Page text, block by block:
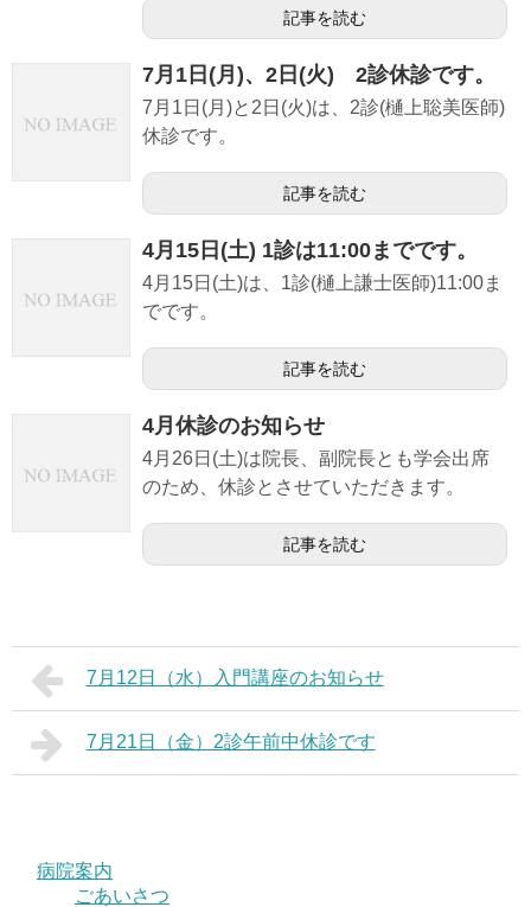
記事を読む
7月1日(月)、2日(火) 2診休診です。
7月1日(月)と2日(火)は、2診(樋上聡美医師)
休診です。
記事を読む
4月15日(土) 1診は11:00までです。
4月15日(土)は、1診(樋上謙士医師)11:00ま
でです。
記事を読む
4月休診のお知らせ
4月26日(土)は院長、副院長とも学会出席
のため、休診とさせていただきます。
記事を読む
7月12日（水）入門講座のお知らせ
7月21日（金）2診午前中休診です
病院案内
ごあいさつ